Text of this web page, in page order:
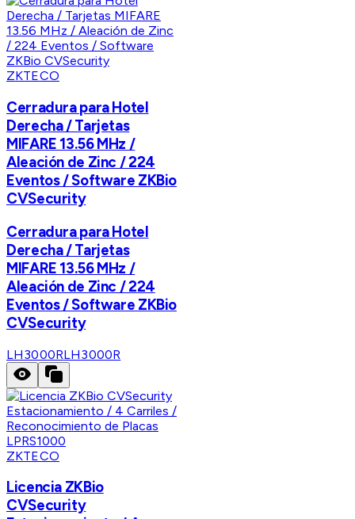
ZKTECO
Cerradura para Hotel
Derecha / Tarjetas
MIFARE 13.56 MHz /
Aleación de Zinc / 224
Eventos / Software ZKBio
CVSecurity
Cerradura para Hotel
Derecha / Tarjetas
MIFARE 13.56 MHz /
Aleación de Zinc / 224
Eventos / Software ZKBio
CVSecurity
LH3000RLH3000R
ZKTECO
Licencia ZKBio
CVSecurity